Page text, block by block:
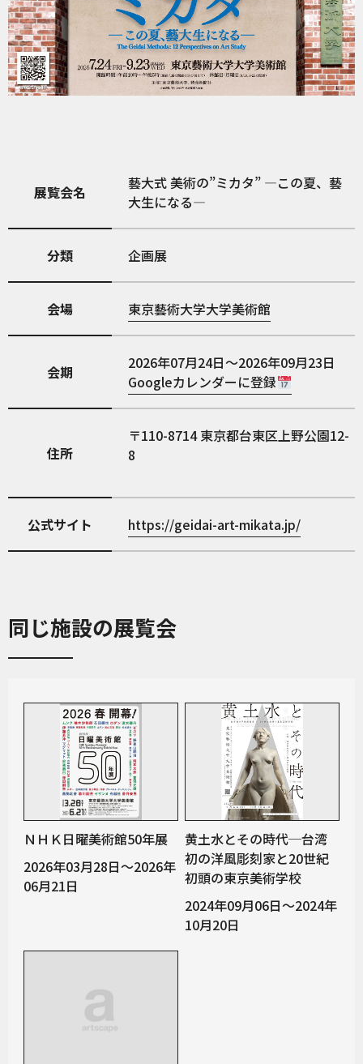
展覧会名
藝大式 美術の”ミカタ” ―この夏、藝
大生になる―
分類 企画展
会場 東京藝術大学大学美術館
会期
2026年07月24日～2026年09月23日
Googleカレンダーに登録
住所
110-8714東京都台東区上野公園12-
8
公式サイト https://geidai-art-mikata.jp/
同じ施設の展覧会
ＮＨＫ日曜美術館50年展
2026年03月28日～2026年
06月21日
黄土水とその時代─台湾
初の洋風彫刻家と20世紀
初頭の東京美術学校
2024年09月06日～2024年
10月20日